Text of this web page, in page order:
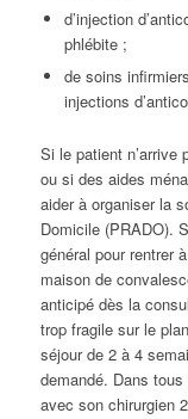
d’injection
phlébite ;
de soins
injections
Si le patient n’arrive
ou si des aides
aider à organiser la
Domicile (PRADO).
général pour rentrer
maison de
anticipé dès la
trop fragile sur le
séjour de 2 à 4
demandé. Dans
avec son chirurgien